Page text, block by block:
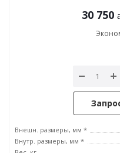
30 750
Внешн. размеры, мм *
Внутр. размеры, мм *